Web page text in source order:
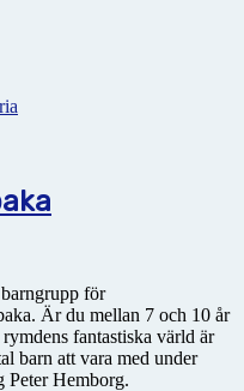
för
Är du mellan 7 och 10 år
fantastiska värld är
barn att vara med under
Peter Hemborg.